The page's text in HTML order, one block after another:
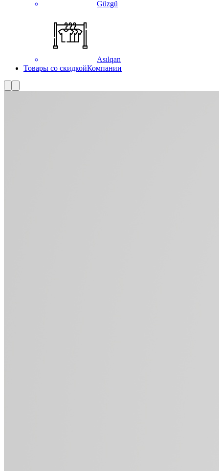
Güzgü
Asılqan
Товары со скидкойКомпании